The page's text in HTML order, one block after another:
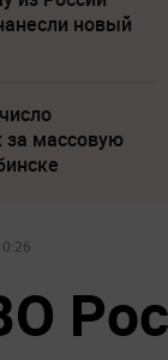
новый
массовую